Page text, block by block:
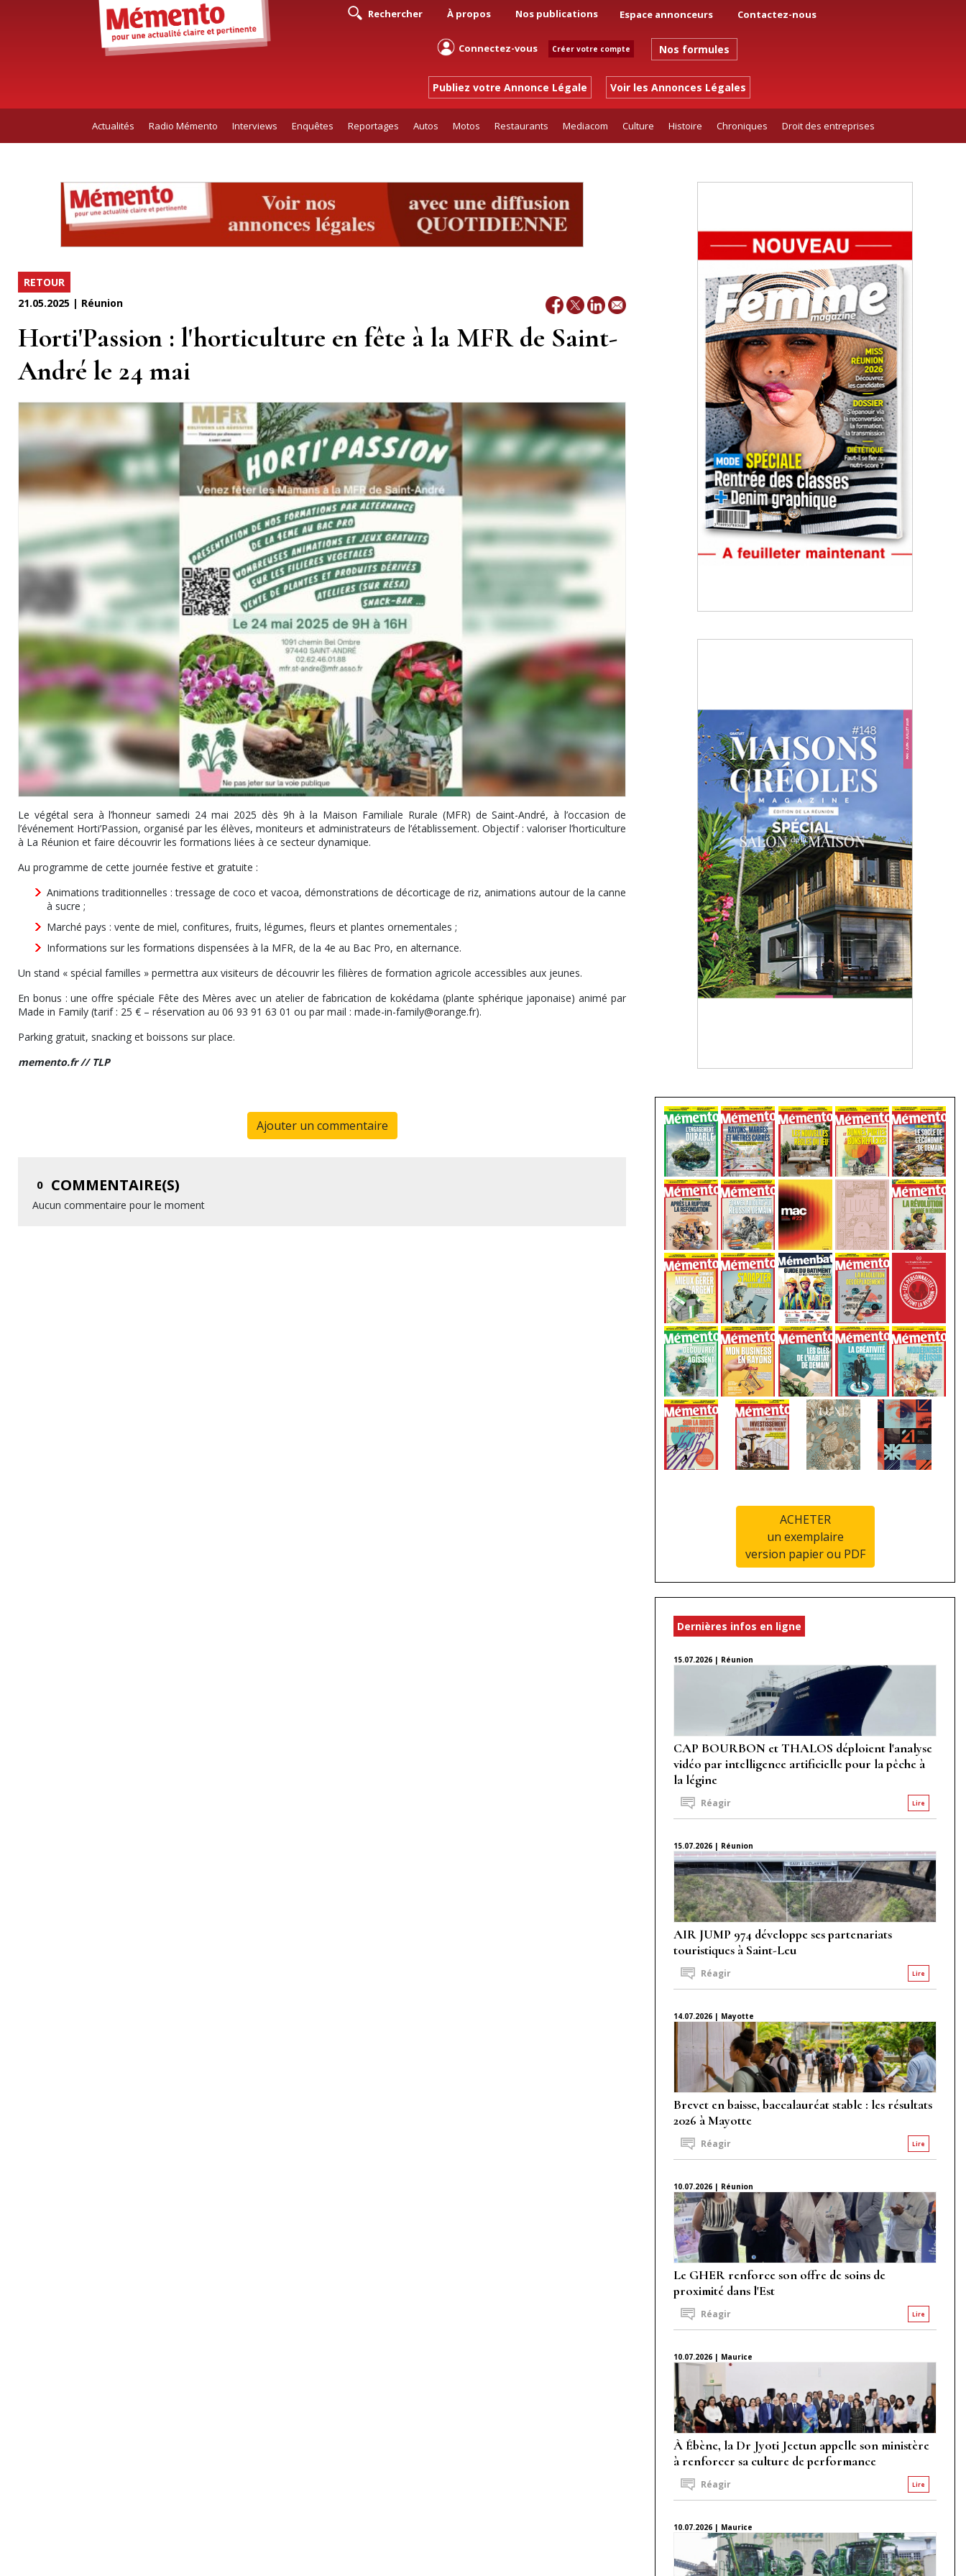
Rechercher À propos Nos publications Espace annonceurs Contactez-nous
Connectez-vous Créer votre compte Nos formules
Publiez votre Annonce Légale Voir les Annonces Légales
Actualités Radio Mémento Interviews Enquêtes Reportages Autos Motos Restaurants Mediacom Culture Histoire Chroniques Droit des entreprises
RETOUR
21.05.2025 | Réunion
Horti'Passion : l'horticulture en fête à la MFR de Saint-
André le 24 mai
Le végétal sera à l’honneur samedi 24 mai 2025 dès 9h à la Maison Familiale Rurale (MFR) de Saint-André, à l’occasion de
l’événement Horti’Passion, organisé par les élèves, moniteurs et administrateurs de l’établissement. Objectif : valoriser l’horticulture
à La Réunion et faire découvrir les formations liées à ce secteur dynamique.
Au programme de cette journée festive et gratuite :
Animations traditionnelles : tressage de coco et vacoa, démonstrations de décorticage de riz, animations autour de la canne
à sucre ;
Marché pays : vente de miel, confitures, fruits, légumes, fleurs et plantes ornementales ;
Informations sur les formations dispensées à la MFR, de la 4e au Bac Pro, en alternance.
Un stand « spécial familles » permettra aux visiteurs de découvrir les filières de formation agricole accessibles aux jeunes.
En bonus : une offre spéciale Fête des Mères avec un atelier de fabrication de kokédama (plante sphérique japonaise) animé par
Made in Family (tarif : 25 € – réservation au 06 93 91 63 01 ou par mail : made-in-family@orange.fr).
Parking gratuit, snacking et boissons sur place.
memento.fr // TLP
Ajouter un commentaire
0 COMMENTAIRE(S)
Aucun commentaire pour le moment
ACHETER
un exemplaire
version papier ou PDF
Dernières infos en ligne
15.07.2026 | Réunion
CAP BOURBON et THALOS déploient l'analyse
vidéo par intelligence artificielle pour la pêche à
la légine
Lire
Réagir
15.07.2026 | Réunion
AIR JUMP 974 développe ses partenariats
touristiques à Saint-Leu
Lire
Réagir
14.07.2026 | Mayotte
Brevet en baisse, baccalauréat stable : les résultats
2026 à Mayotte
Lire
Réagir
10.07.2026 | Réunion
Le GHER renforce son offre de soins de
proximité dans l'Est
Lire
Réagir
10.07.2026 | Maurice
À Ébène, la Dr Jyoti Jeetun appelle son ministère
à renforcer sa culture de performance
Lire
Réagir
10.07.2026 | Maurice